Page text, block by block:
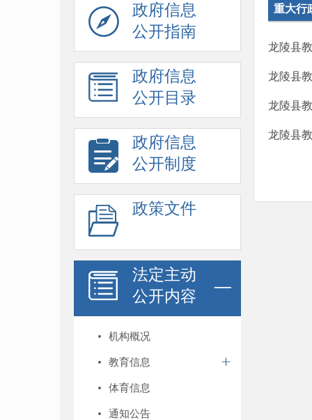
政府信息
公开指南
政府信息
公开目录
政府信息
公开制度
政策文件
法定主动
公开内容
机构概况
教育信息
体育信息
通知公告
重大行
龙陵县
龙陵县
龙陵县
龙陵县